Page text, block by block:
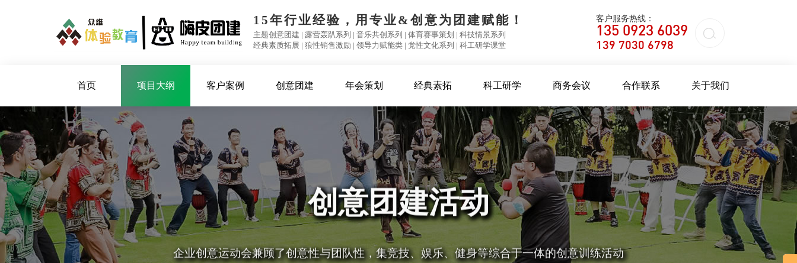
15年行业经验，用专业&创意为团建赋能！
主题创意团建 | 露营轰趴系列 |音乐共创系列 |体育赛事策划 |科技情景系列
经典素质拓展 |狼性销售激励 |领导力赋能类 | 党性文化系列 |科工研学课堂
客户服务热线：
135 0923 6039
139 7030 6798
首页 项目大纲 客户案例 创意团建 年会策划 经典素拓 科工研学 商务会议 合作联系 关于我们
公司设有体验式拓展培训、创意团建、旅游团建、夏令营、亲子活动、趣味运动会、
轻奢露营团建、年会庆典、企业活动、新品发布会、生日派对策划
创意团建活动
企业创意运动会兼顾了创意性与团队性，集竞技、娱乐、健身等综合于一体的创意训练活动